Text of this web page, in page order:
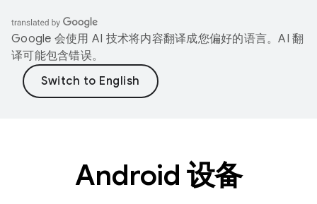
Google 会使用 AI 技术将内容翻译成您偏好的语言。AI 翻
译可能包含错误。
Android 设备